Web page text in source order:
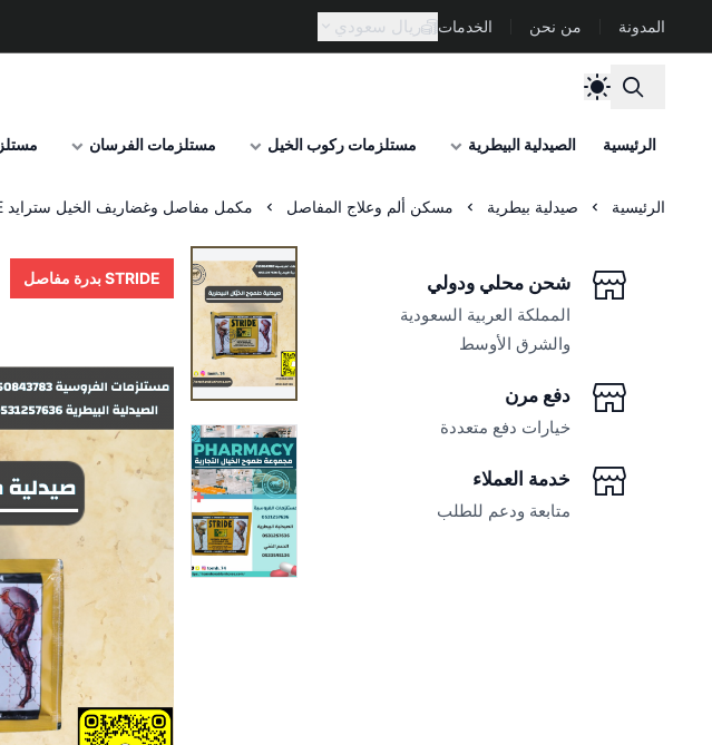
المدونة من نحن الخدمات ريال سعودي
الرئيسية الصيدلية البيطرية مستلزمات ركوب الخيل مستلزمات الفرسان
الرئيسية صيدلية بيطرية مسكن ألم وعلاج المفاصل مكمل مفاصل وغضاريف الخيل سترايد STRIDE بدرة داعمة للحركة والأداء لخيل السباق
STRIDE بدرة مفاصل شحن محلي ودولي
المملكة العربية السعودية
والشرق الأوسط
دفع مرن
خيارات دفع متعددة
خدمة العملاء
متابعة ودعم للطلب